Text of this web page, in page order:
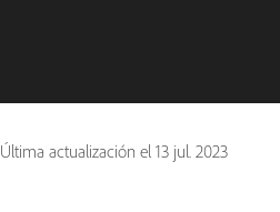
Última actualización el 13 jul. 2023